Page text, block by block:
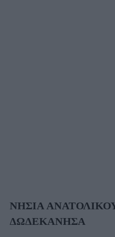
ΝΗΣΙΑ
ΔΩΔΕΚΑΝΗΣΑ